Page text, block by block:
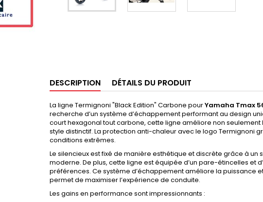
DESCRIPTION DÉTAILS DU PRODUIT
La ligne Termignoni "Black Edition" Carbone pourYamaha Tmax
recherche d’un système d’échappement performant au design
court hexagonal tout carbone, cette ligne améliore non
style distinctif. La protection anti-chaleur avec le logo Termignoni
conditions extrêmes.
Le silencieux est fixé de manière esthétique et discrète grâce à
moderne. De plus, cette ligne est équipée d’un pare-étincelles et
préférences. Ce système d’échappement améliore la puissance
permet de maximiser l’expérience de conduite.
Les gains en performance sont impressionnants :